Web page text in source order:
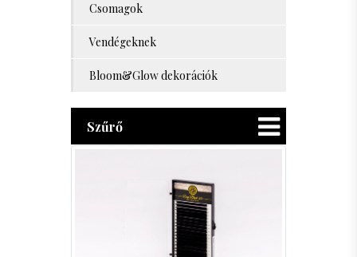
Csomagok
Vendégeknek
Bloom&Glow dekorációk
Szűrő